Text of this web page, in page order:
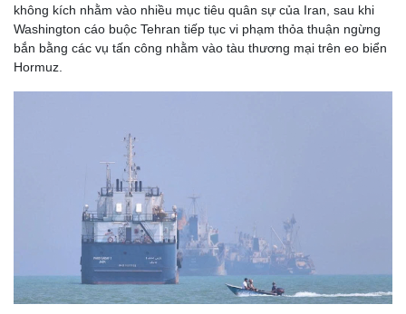
không kích nhằm vào nhiều mục tiêu quân sự của Iran, sau khi
Washington cáo buộc Tehran tiếp tục vi phạm thỏa thuận ngừng
bắn bằng các vụ tấn công nhằm vào tàu thương mại trên eo biển
Hormuz.